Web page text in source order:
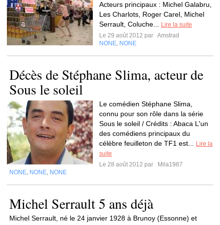
Acteurs principaux : Michel Galabru,
Les Charlots, Roger Carel, Michel
Serrault, Coluche...
Lire la suite
Le 29 août 2012 par Amstrad
NONE NONE
Décès de Stéphane Slima, acteur de
Sous le soleil
Le comédien Stéphane Slima,
connu pour son rôle dans la série
Sous le soleil / Crédits : Abaca L'un
des comédiens principaux du
célèbre feuilleton de TF1 est...
Lire la
suite
Le 28 août 2012 par
Mila1987
NONE NONE NONE
Michel Serrault 5 ans déjà
Michel Serrault, né le 24 janvier 1928 à Brunoy (Essonne) et